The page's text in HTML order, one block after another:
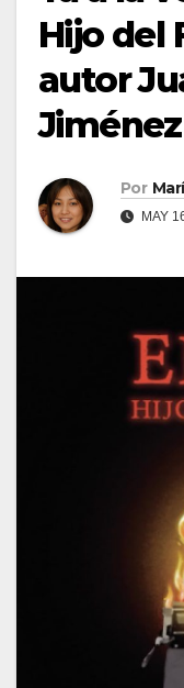
Hijo del
autor
Jiménez
Por
MAY